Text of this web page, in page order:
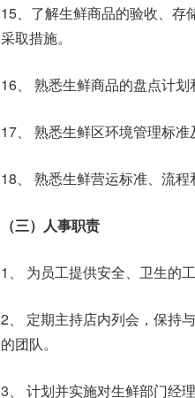
15、了解生鲜商品的验收、存
采取措施。
16、 熟悉生鲜商品的盘点计
17、 熟悉生鲜区环境管理标准
18、 熟悉生鲜营运标准、流程
（三）人事职责
1、 为员工提供安全、卫生的工
2、 定期主持店内列会，保持
的团队。
3、 计划并实施对生鲜部门经